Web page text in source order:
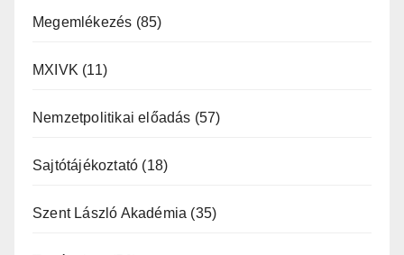
Megemlékezés (85)
MXIVK (11)
Nemzetpolitikai előadás (57)
Sajtótájékoztató (18)
Szent László Akadémia (35)